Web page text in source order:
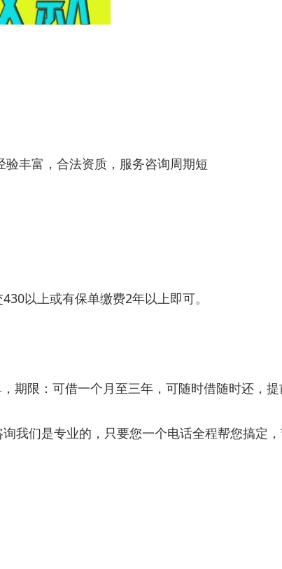
丰富，合法资质，服务咨询周期短
以上或有保单缴费2年以上即可。
期限：可借一个月至三年，可随时借随时还，提
们是专业的，只要您一个电话全程帮您搞定，